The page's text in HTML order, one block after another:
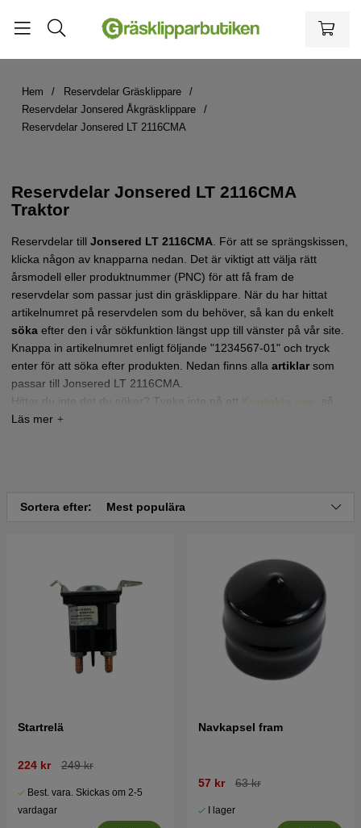
Hem
Reservdelar Gräsklippare
Reservdelar Jonsered Åkgräsklippare
Reservdelar Jonsered LT 2116CMA
Reservdelar Jonsered LT 2116CMA
Traktor
Reservdelar till Jonsered LT 2116CMA. För att se sprängskissen,
klicka någon av knapparna nedan. Det är viktigt att välja rätt
årsmodell eller produktnummer (PNC) för att få fram de
reservdelar som passar just din gräsklippare. När du har hittat
artikelnumret på reservdelen som du behöver, så kan du enkelt
söka efter den i vår sökfunktion längst upp till vänster på vår site.
Knappa in artikelnumret enligt följande "1234567-01" och tryck
enter för att söka efter produkten. Nedan finns alla artiklarsom
passar till Jonsered LT 2116CMA.
Hittar du inte det du söker? Tveka inte på att Kontakta oss
så
hjälper vi dig!
Tryck här för sprängskiss och reservdelslista till
Jonsered LT2116 CMA2 2006-06 (96061008801)
Jonsered LT2116 CMA2 2006-02 (96061014400)
Sortera efter: Mest populära
Startrelä
224 kr 249 kr
Best. vara. Skickas om 2-5
vardagar
Navkapsel fram
57 kr 63 kr
I lager